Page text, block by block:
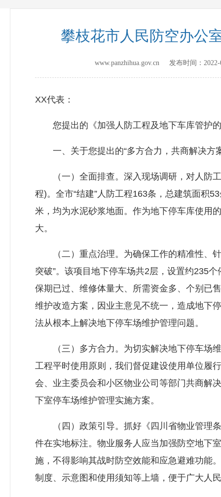
攀枝花市人民防空办公
www.panzhihua.gov.cn 发布时间：
XX代表：
您提出的《加强人防工程及地下车库管护的
一、关于您提出的“多方合力，共商解决方
（一）全面排查。深入现场调研，对人防工
程)。全市“结建”人防工程163条，总建筑面积
米，均为水泥砂浆地面。作为地下停车库使用
大。
（二）重点治理。为确保工作的精准性、针
突破”。该项目地下停车场共2层，设置约235
保期已过、维修体量大、所需资金多、个别已
维护改造方案，因业主意见不统一，造成地下
法从根本上解决地下停车场维护管理问题。
（三）多方合力。为切实解决地下停车场维
工程平时使用原则，我们督促建设使用单位履
会、业主委员会和小区物业公司等部门共商解
下室停车场维护管理实施方案。
（四）政策引导。抓好《四川省物业管理条
件在实地标注。物业服务人应当加强防空地下
施，不得影响其战时防空效能和应急避难功能
制度、示意图和使用须知等上墙，便于广大人